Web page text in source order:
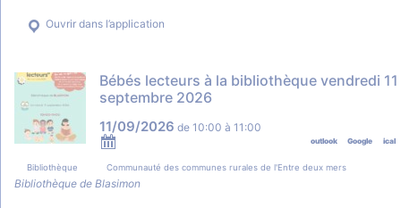
Ouvrir dans l’application
Bébés lecteurs à la bibliothèque vendredi 11
septembre 2026
11/09/2026 de 10:00 à 11:00
ical
Google
outlook
Bibliothèque Communauté des communes rurales de l'Entre deux mers
Bibliothèque de Blasimon